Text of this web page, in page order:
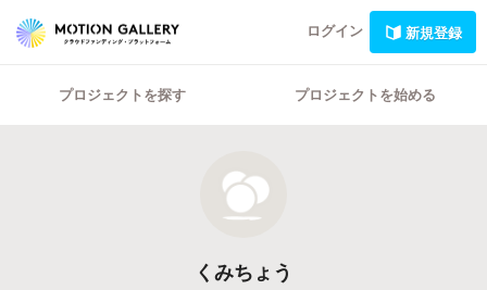
ログイン 新規登録
プロジェクトを探す プロジェクトを始める
くみちょう